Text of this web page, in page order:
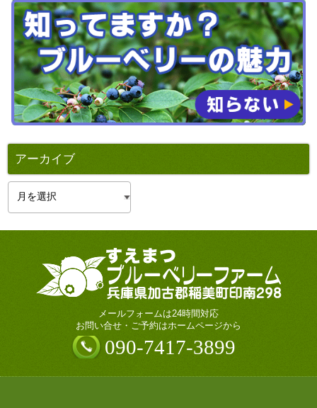
アーカイブ
イ
メールフォームは24時間対応
お問い合せ・ご予約はホームページから
090-7417-3899